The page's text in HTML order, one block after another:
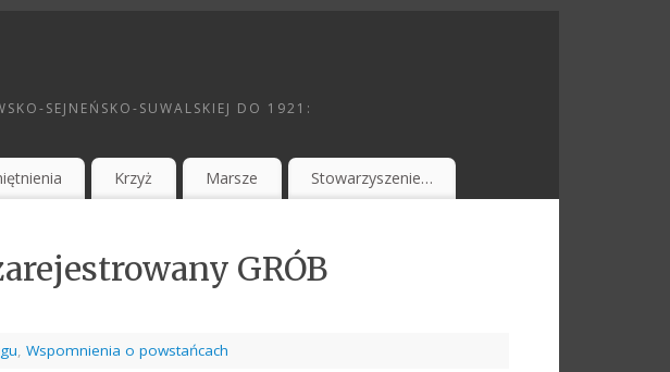
SEJNEŃSKO-SUWALSKIEJ DO 1921:
Krzyż Marsze Stowarzyszenie…
GRÓB
, Wspomnienia o powstańcach